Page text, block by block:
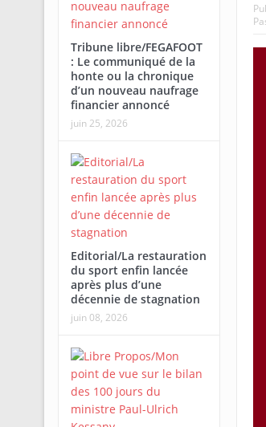
Tribune libre/FEGAFOOT
: Le communiqué de la
honte ou la chronique
d’un nouveau naufrage
financier annoncé
juin 25, 2026
Editorial/La restauration
du sport enfin lancée
après plus d’une
décennie de stagnation
juin 08, 2026